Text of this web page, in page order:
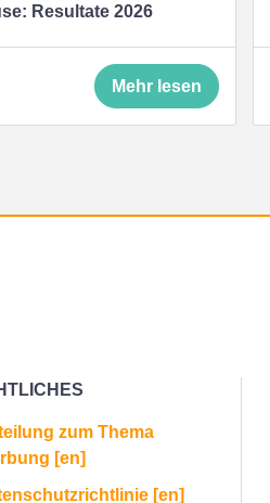
Resultate 2026
Mehr lesen
zum Thema
[en]
[en]